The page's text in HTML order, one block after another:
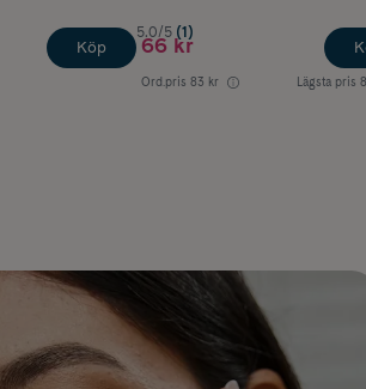
Köp
5.0/5 (1)
66 kr
Ord.pris 83 kr Lägsta pris